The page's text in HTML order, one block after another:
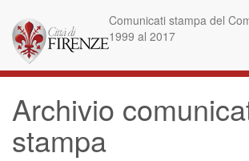
contenuto
principale
Comunicati stampa del
1999 al 2017
Archivio
stampa